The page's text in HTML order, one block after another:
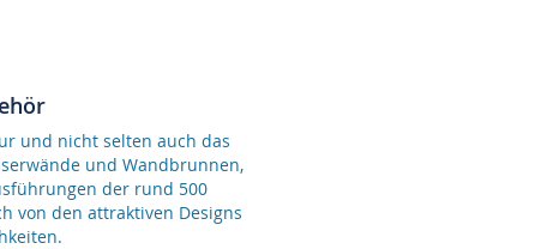
und nicht selten auch das
und Wandbrunnen,
der rund 500
von den attraktiven Designs